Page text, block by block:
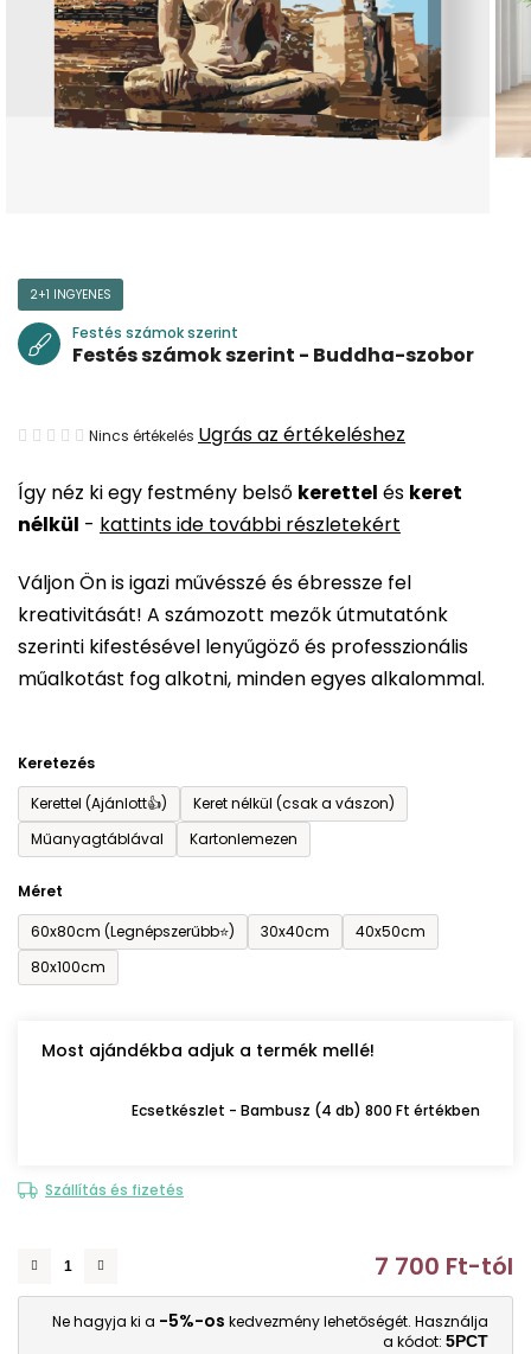
Így néz ki egy festmény belső kerettel és keret
nélkül - kattints ide további részletekért
Váljon Ön is igazi művésszé és ébressze fel
kreativitását! A számozott mezők útmutatónk
szerinti kifestésével lenyűgöző és professzionális
műalkotást fog alkotni, minden egyes alkalommal.
Keretezés
Kerettel (Ajánlott👍)
Keret nélkül (csak a vászon)
Műanyagtáblával
Kartonlemezen
Méret
60x80cm (Legnépszerűbb⭐)
30x40cm
40x50cm
80x100cm
Most ajándékba adjuk a termék mellé!
Ecsetkészlet - Bambusz (4 db) 800 Ft értékben
Szállítás és fizetés
7 700 Ft-tól
Ne hagyja ki a -5%-os kedvezmény lehetőségét. Használja
a kódot: 5PCT
2+1 INGYENES
Festés számok szerint
Festés számok szerint - Buddha-szobor
A
átlagos
értékelése
ből
0,0
csillag.
Nincs értékelés Ugrás az értékeléshez